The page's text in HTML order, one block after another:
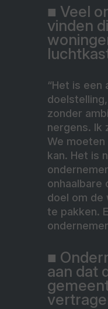
■ Veel
vinden
“Het is een
zonder
nergens. Ik
We
kan. Het is
onhaalbare
doel om de
te pakken.
■
aan dat